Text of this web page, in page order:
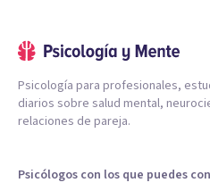
Psicología para profesionales,
diarios sobre salud mental,
relaciones de pareja.
Psicólogos con los que puedes